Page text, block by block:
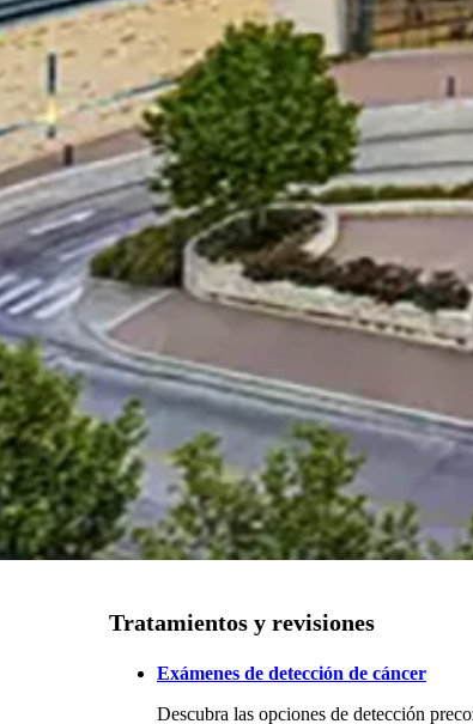
Tratamientos y revisiones
Exámenes de detección de cáncer
Descubra las opciones de detección